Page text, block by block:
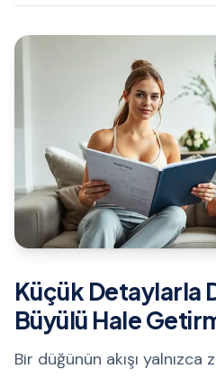
Küçük Detaylarla
Büyülü Hale
Bir düğünün akışı